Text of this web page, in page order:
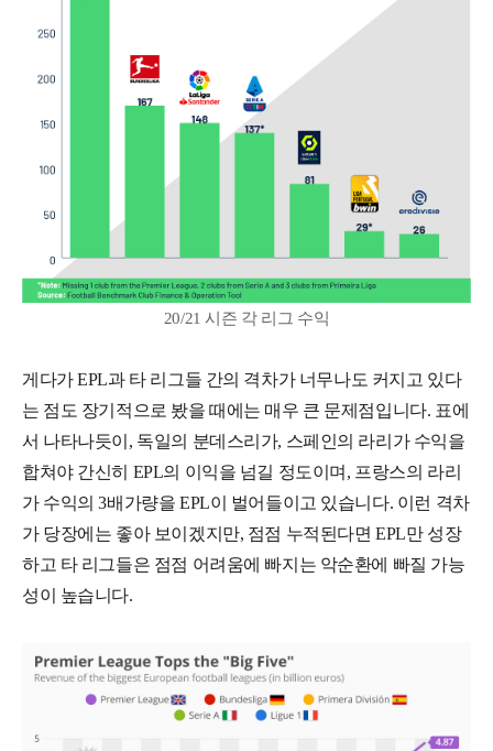
20/21 시즌 각 리그 수익
게다가 EPL과 타 리그들 간의 격차가 너무나도 커지고 있다
는 점도 장기적으로 봤을 때에는 매우 큰 문제점입니다. 표에
서 나타나듯이, 독일의 분데스리가, 스페인의 라리가 수익을
합쳐야 간신히 EPL의 이익을 넘길 정도이며, 프랑스의 라리
가 수익의 3배가량을 EPL이 벌어들이고 있습니다. 이런 격차
가 당장에는 좋아 보이겠지만, 점점 누적된다면 EPL만 성장
하고 타 리그들은 점점 어려움에 빠지는 악순환에 빠질 가능
성이 높습니다.